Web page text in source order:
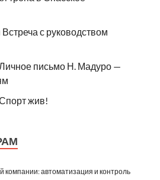
Встреча с руководством
письмо Н. Мадуро —
жив!
компании: автоматизация и контроль